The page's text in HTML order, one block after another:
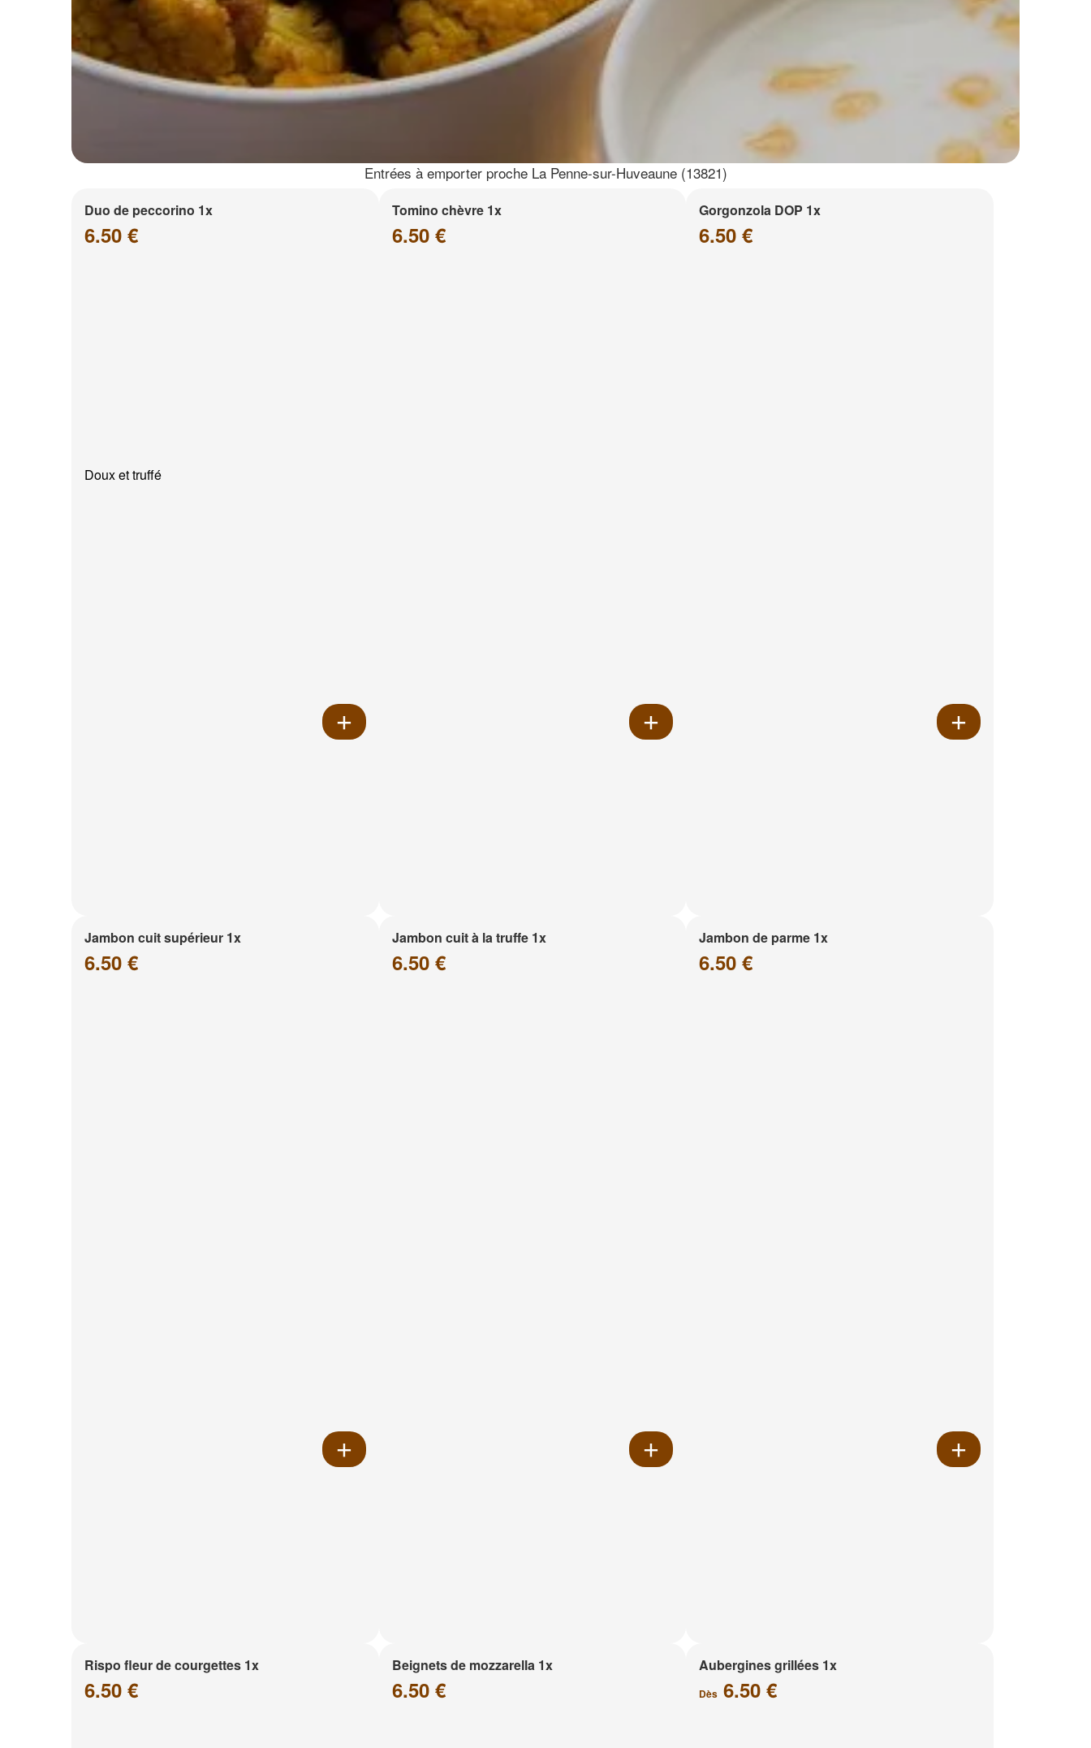
Entrées à emporter proche La Penne-sur-Huveaune (13821)
Duo de peccorino 1x
6.50 €
Doux et truffé
Tomino chèvre 1x
6.50 €
Gorgonzola DOP 1x
6.50 €
Jambon cuit supérieur 1x
6.50 €
Jambon cuit à la truffe 1x
6.50 €
Jambon de parme 1x
6.50 €
Rispo fleur de courgettes 1x
6.50 €
Beignets de mozzarella 1x
6.50 €
Aubergines grillées 1x
Dès 6.50 €